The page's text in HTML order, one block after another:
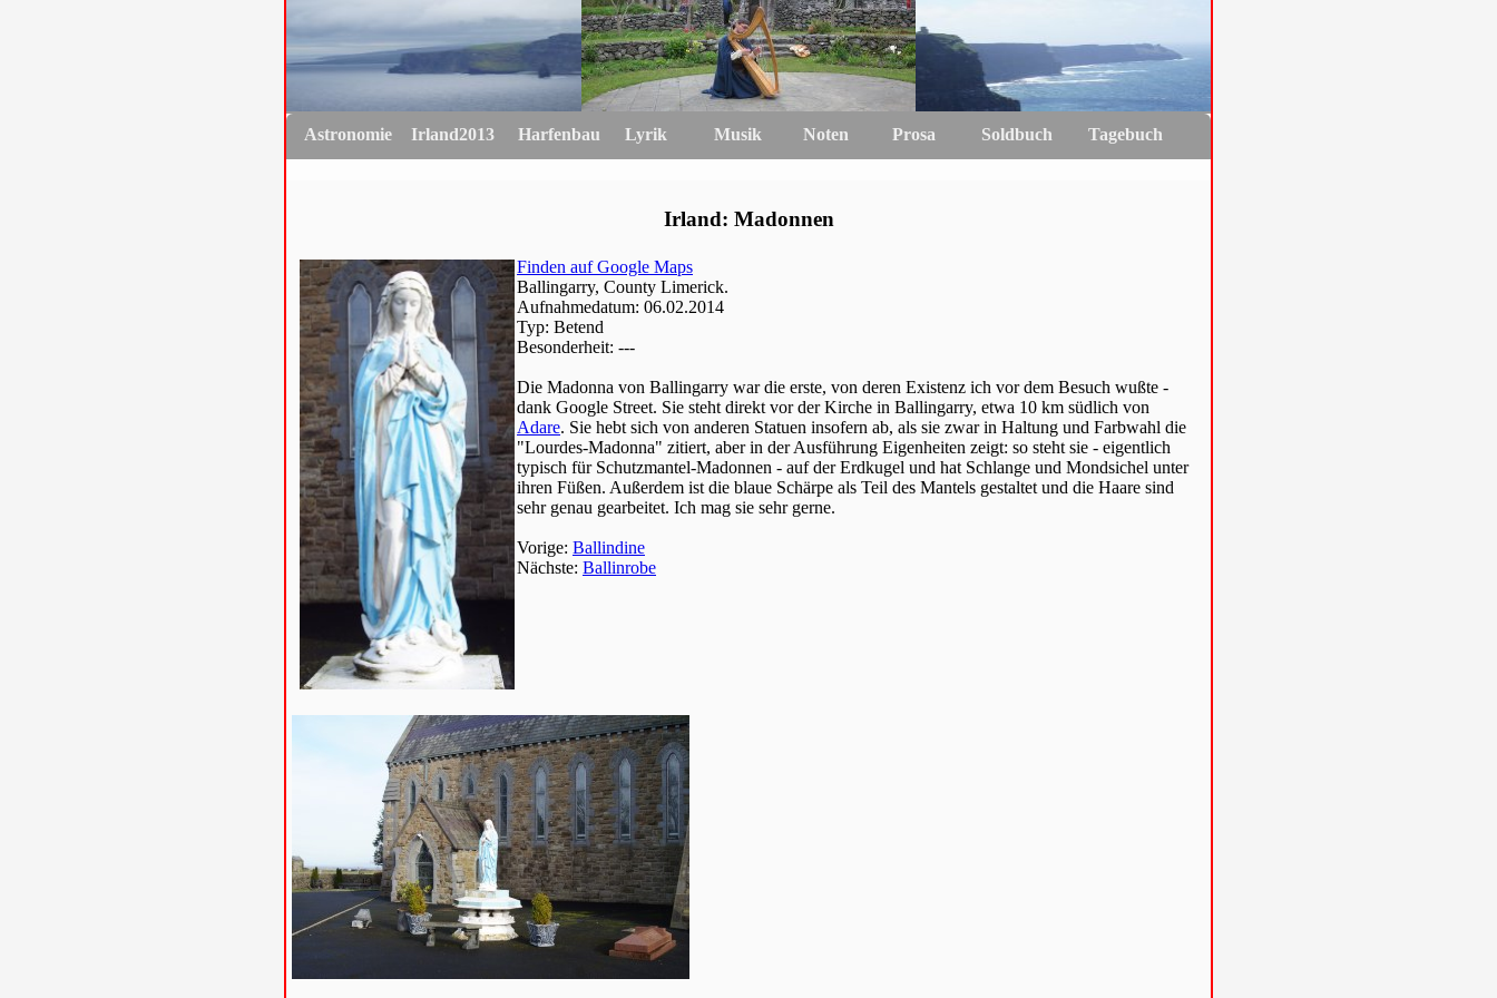
Astronomie Irland2013 Harfenbau Lyrik Musik Noten Prosa Soldbuch Tagebuch
Irland: Madonnen
Finden auf Google Maps
Ballingarry, County Limerick.
Aufnahmedatum: 06.02.2014
Typ: Betend
Besonderheit: ---
Die Madonna von Ballingarry war die erste, von deren Existenz ich vor dem Besuch wußte -
dank Google Street. Sie steht direkt vor der Kirche in Ballingarry, etwa 10 km südlich von
Adare. Sie hebt sich von anderen Statuen insofern ab, als sie zwar in Haltung und Farbwahl die
"Lourdes-Madonna" zitiert, aber in der Ausführung Eigenheiten zeigt: so steht sie - eigentlich
typisch für Schutzmantel-Madonnen - auf der Erdkugel und hat Schlange und Mondsichel unter
ihren Füßen. Außerdem ist die blaue Schärpe als Teil des Mantels gestaltet und die Haare sind
sehr genau gearbeitet. Ich mag sie sehr gerne.
Vorige: Ballindine
Nächste: Ballinrobe